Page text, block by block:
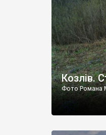
Козлів.
Фото Романа